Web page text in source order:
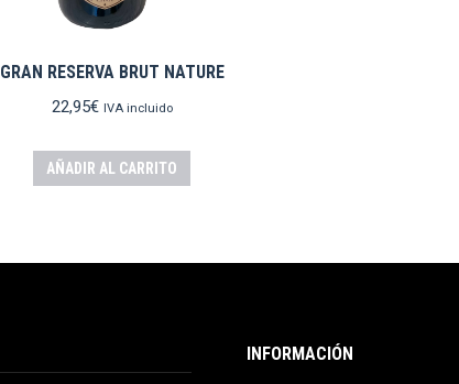
GRAN RESERVA BRUT NATURE
22,95€ IVA incluido
AÑADIR AL CARRITO
INFORMACIÓN